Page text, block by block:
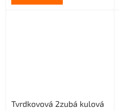
Tvrdkovová 2zubá kulová